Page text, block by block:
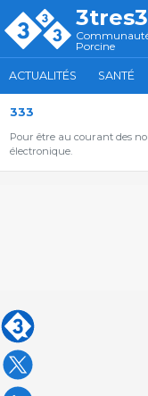
Porcine
ACTUALITÉS SANTÉ
333
Pour être au courant des
électronique.